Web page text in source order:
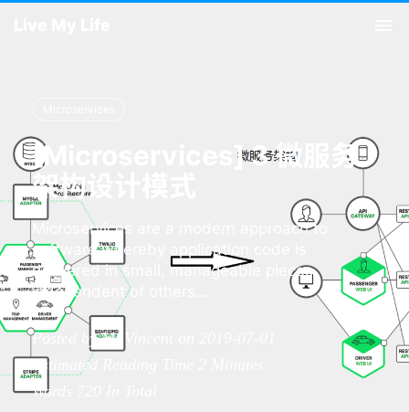
[Microservices] 3 微服务
架构设计模式
Microservices are a modern approach to
software whereby application code is
delivered in small, manageable pieces,
independent of others...
Posted by Mr.Vincent on 2019-07-01
Estimated Reading Time
Words